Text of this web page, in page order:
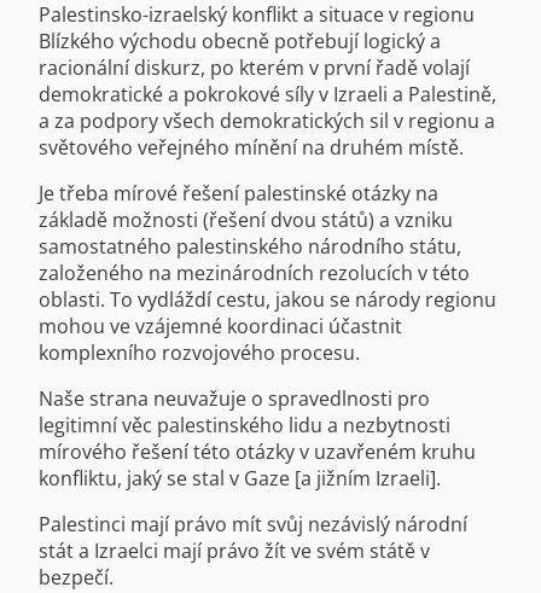
Palestinsko-izraelský konflikt a situace v regionu
Blízkého východu obecně potřebují logický a
racionální diskurz, po kterém v první řadě volají
demokratické a pokrokové síly v Izraeli a Palestině,
a za podpory všech demokratických sil v regionu a
světového veřejného mínění na druhém místě.
Je třeba mírové řešení palestinské otázky na
základě možnosti (řešení dvou států) a vzniku
samostatného palestinského národního státu,
založeného na mezinárodních rezolucích v této
oblasti. To vydláždí cestu, jakou se národy regionu
mohou ve vzájemné koordinaci účastnit
komplexního rozvojového procesu.
Naše strana neuvažuje o spravedlnosti pro
legitimní věc palestinského lidu a nezbytnosti
mírového řešení této otázky v uzavřeném kruhu
konfliktu, jaký se stal v Gaze [a jižním Izraeli].
Palestinci mají právo mít svůj nezávislý národní
stát a Izraelci mají právo žít ve svém státě v
bezpečí.